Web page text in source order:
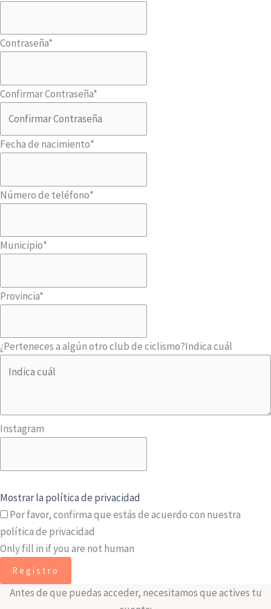
Contraseña*
Confirmar Contraseña*
Fecha de nacimiento*
Número de teléfono*
Municipio*
Provincia*
¿Perteneces a algún otro club de ciclismo?Indica cuál
Instagram
Mostrar la política de privacidad
Por favor, confirma que estás de acuerdo con nuestra
política de privacidad
Only fill in if you are not human
Antes de que puedas acceder, necesitamos que actives tu